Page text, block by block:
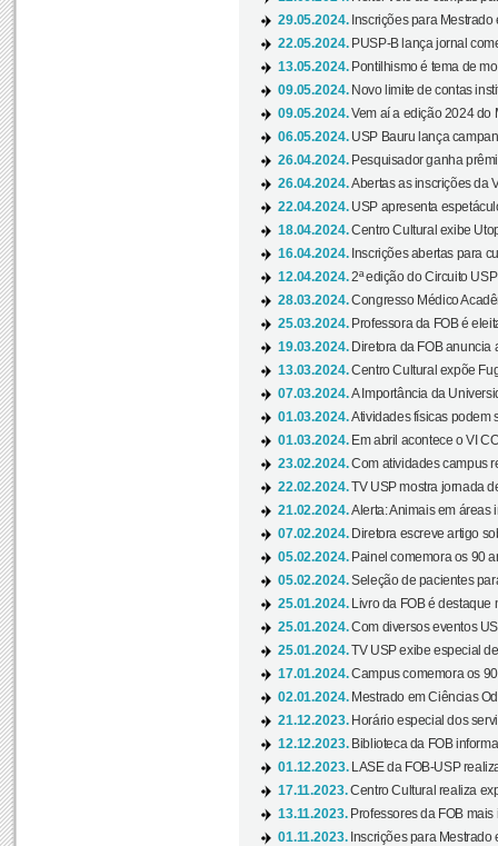
29.05.2024. Inscrições para
22.05.2024. PUSP-B lança jornal
13.05.2024. Pontilhismo é tema de
09.05.2024. Novo limite de contas
09.05.2024.Vem aí a edição 2024 do
06.05.2024. USP Bauru lança
26.04.2024. Pesquisador ganha
26.04.2024.Abertas as inscrições da
22.04.2024. USP apresenta
18.04.2024.Centro Cultural exibe
16.04.2024. Inscrições abertas para
12.04.2024.2ª edição do Circuito
28.03.2024.Congresso Médico
25.03.2024. Professora da FOB é
19.03.2024. Diretora da FOB anuncia
13.03.2024.Centro Cultural expõe
07.03.2024.A Importância da
01.03.2024.Atividades físicas podem
01.03.2024. Em abril acontece o VI
23.02.2024.Com atividades campus
22.02.2024.TV USP mostra jornada
21.02.2024.Alerta: Animais em áreas
07.02.2024. Diretora escreve artigo
05.02.2024. Painel comemora os 90
05.02.2024.Seleção de pacientes
25.01.2024.
Livro da FOB é destaque
25.01.2024.Com diversos eventos
25.01.2024.TV USP exibe especial
17.01.2024.Campus comemora os
02.01.2024. Mestrado em Ciências
21.12.2023. Horário especial dos
12.12.2023. Biblioteca da FOB
01.12.2023.
LASE da FOB-USP
17.11.2023.Centro Cultural realiza
13.11.2023. Professores da FOB
01.11.2023. Inscrições para